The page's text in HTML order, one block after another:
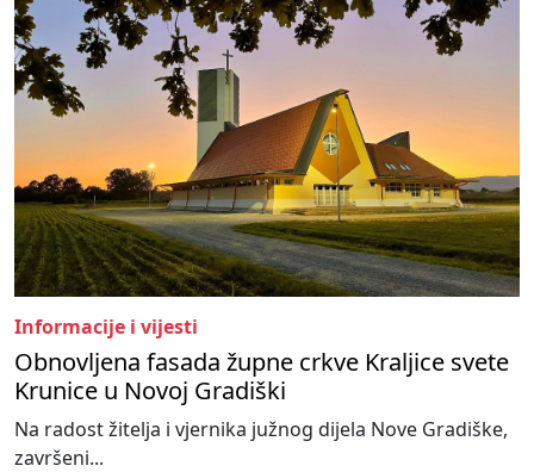
Informacije i vijesti
Obnovljena fasada župne crkve Kraljice svete
Krunice u Novoj Gradiški
Na radost žitelja i vjernika južnog dijela Nove Gradiške,
završeni...